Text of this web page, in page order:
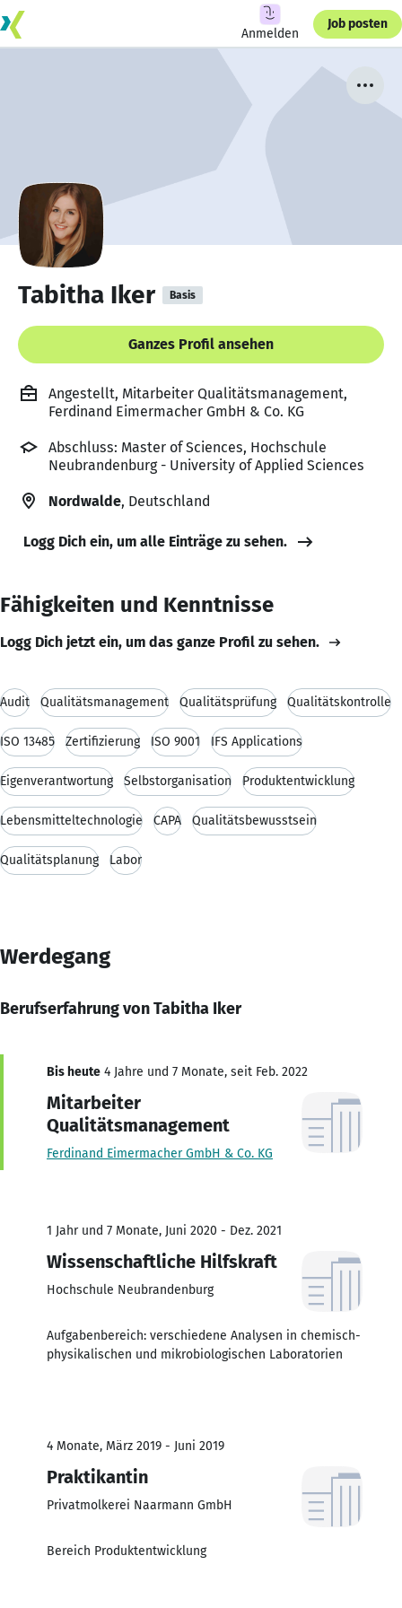
Anmelden
Job posten
Tabitha Iker Basis
Ganzes Profil ansehen
Angestellt, Mitarbeiter Qualitätsmanagement,
Ferdinand Eimermacher GmbH & Co. KG
Abschluss: Master of Sciences, Hochschule
Neubrandenburg - University of Applied Sciences
Nordwalde, Deutschland
Logg Dich ein, um alle Einträge zu sehen.
Fähigkeiten und Kenntnisse
Logg Dich jetzt ein, um das ganze Profil zu sehen.
Audit Qualitätsmanagement Qualitätsprüfung Qualitätskontrolle
ISO 13485 Zertifizierung ISO 9001 IFS Applications
Eigenverantwortung Selbstorganisation Produktentwicklung
Lebensmitteltechnologie CAPA Qualitätsbewusstsein
Qualitätsplanung Labor
Werdegang
Berufserfahrung von Tabitha Iker
Bis heute 4 Jahre und 7 Monate, seit Feb. 2022
Mitarbeiter
Qualitätsmanagement
Ferdinand Eimermacher GmbH & Co. KG
1 Jahr und 7 Monate, Juni 2020 - Dez. 2021
Wissenschaftliche Hilfskraft
Hochschule Neubrandenburg
Aufgabenbereich: verschiedene Analysen in chemisch-
physikalischen und mikrobiologischen Laboratorien
4 Monate, März 2019 - Juni 2019
Praktikantin
Privatmolkerei Naarmann GmbH
Bereich Produktentwicklung